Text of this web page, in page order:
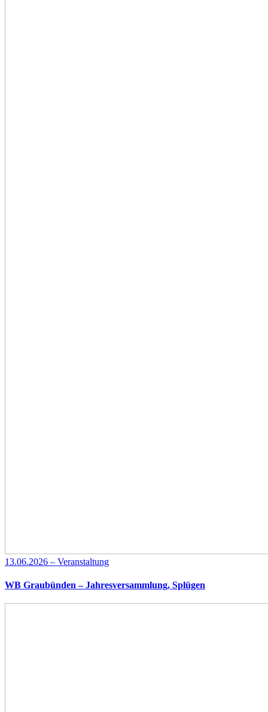
13.06.2026 – Veranstaltung
WB Graubünden – Jahresversammlung, Splügen